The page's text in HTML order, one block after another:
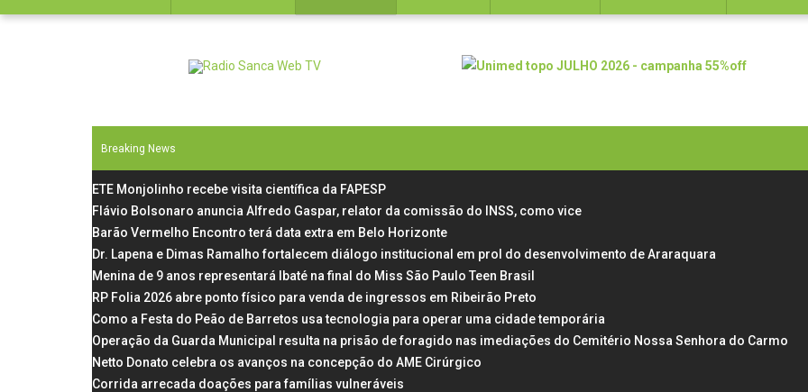
Breaking News
ETE Monjolinho recebe visita científica da FAPESP
Flávio Bolsonaro anuncia Alfredo Gaspar, relator da comissão do INSS, como vice
Barão Vermelho Encontro terá data extra em Belo Horizonte
Dr. Lapena e Dimas Ramalho fortalecem diálogo institucional em prol do desenvolvimento de Araraquara
Menina de 9 anos representará Ibaté na final do Miss São Paulo Teen Brasil
RP Folia 2026 abre ponto físico para venda de ingressos em Ribeirão Preto
Como a Festa do Peão de Barretos usa tecnologia para operar uma cidade temporária
Operação da Guarda Municipal resulta na prisão de foragido nas imediações do Cemitério Nossa Senhora do Carmo
Netto Donato celebra os avanços na concepção do AME Cirúrgico
Corrida arrecada doações para famílias vulneráveis